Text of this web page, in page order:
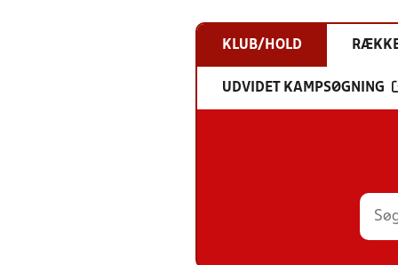
KLUB/HOLD
UDVIDET KAMPSØGNING